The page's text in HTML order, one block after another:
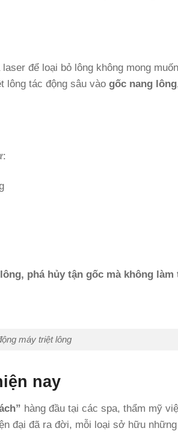
để loại bỏ lông không mong
lông tác động sâu vào gốc nang lông
phá hủy tận gốc mà không
máy triệt lông
nay
hàng đầu tại các spa, thẩm mỹ
đại đã ra đời, mỗi loại sở hữu